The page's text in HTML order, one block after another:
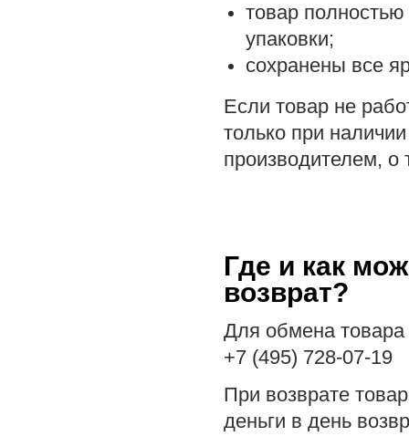
товар
упаковки;
сохранены все
Если товар не
только при
производителем, о
Где и как
возврат?
Для обмена
+7 (495) 728-07-19
При возврате
деньги в день